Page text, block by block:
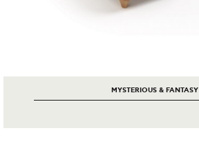
MYSTERIOUS & FANTASY